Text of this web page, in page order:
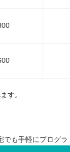
す。
も手軽にプログラ